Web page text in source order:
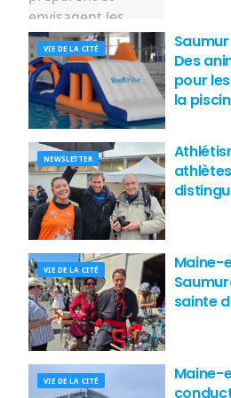
VIE DE LA CITÉ
Des
pour
la
NEWSLETTER
VIE DE LA CITÉ
Maine-
sainte
VIE DE LA CITÉ
Maine-